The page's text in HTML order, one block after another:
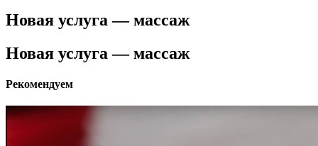
Новая услуга — массаж
Новая услуга — массаж
Рекомендуем